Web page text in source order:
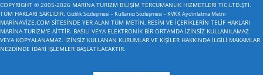
COPYRİGHT © 2005-2026 MARİNA TURİZM BİLİŞİM TERCÜMANLIK HİZMETLERİ TİC.LTD.ŞTİ.
TÜM HAKLARI SAKLIDIR. Gizlilik Sözleşmesi - Kullanıcı Sözleşmesi - KVKK Aydınlatma Metni
MARİNAVİZE.COM SİTESİNDE YER ALAN TÜM METİN, RESİM VE İÇERİKLERİN TELİF HAKLARI
MARİNA TURİZM'E AİTTİR. BASILI VEYA ELEKTRONİK BİR ORTAMDA İZİNSİZ KULLANILAMAZ
VEYA KOPYALANAMAZ. İZİNSİZ KULLANAN KURUMLAR VE KİŞİLER HAKKINDA İLGİLİ MAKAMLAR
NEZDİNDE İDARİ İŞLEMLER BAŞLATILACAKTIR.